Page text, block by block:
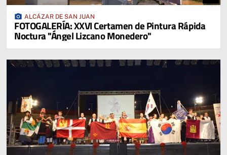
photo_camera ALCÁZAR DE SAN JUAN
FOTOGALERÍA: XXVI Certamen de Pintura Rápida
Noctura "Ángel Lizcano Monedero"